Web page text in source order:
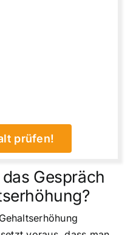
prüfen!
Gespräch